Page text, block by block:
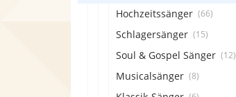
Hochzeitssänger (66)
Schlagersänger (15)
Soul & Gospel Sänger (12)
Musicalsänger (8)